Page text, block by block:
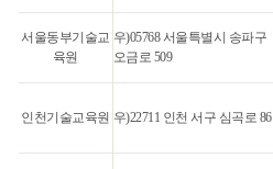
서울동부기술교
육원
우)05768 서울특별시 송파구
오금로 509
인천기술교육원 우)22711 인천 서구 심곡로 86